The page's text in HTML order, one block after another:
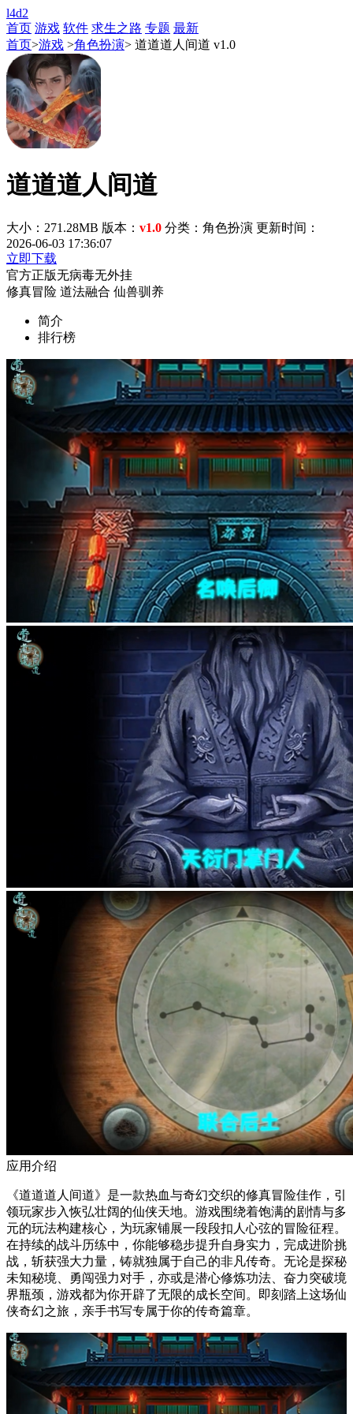
l4d2
首页 游戏 软件 求生之路 专题 最新
首页>游戏 >角色扮演> 道道道人间道 v1.0
道道道人间道
大小：271.28MB 版本： v1.0 分类：角色扮演 更新时间：
2026-06-03 17:36:07
立即下载
官方正版无病毒无外挂
修真冒险 道法融合 仙兽驯养
简介
排行榜
应用介绍
《道道道人间道》是一款热血与奇幻交织的修真冒险佳作，引
领玩家步入恢弘壮阔的仙侠天地。游戏围绕着饱满的剧情与多
元的玩法构建核心，为玩家铺展一段段扣人心弦的冒险征程。
在持续的战斗历练中，你能够稳步提升自身实力，完成进阶挑
战，斩获强大力量，铸就独属于自己的非凡传奇。无论是探秘
未知秘境、勇闯强力对手，亦或是潜心修炼功法、奋力突破境
界瓶颈，游戏都为你开辟了无限的成长空间。即刻踏上这场仙
侠奇幻之旅，亲手书写专属于你的传奇篇章。